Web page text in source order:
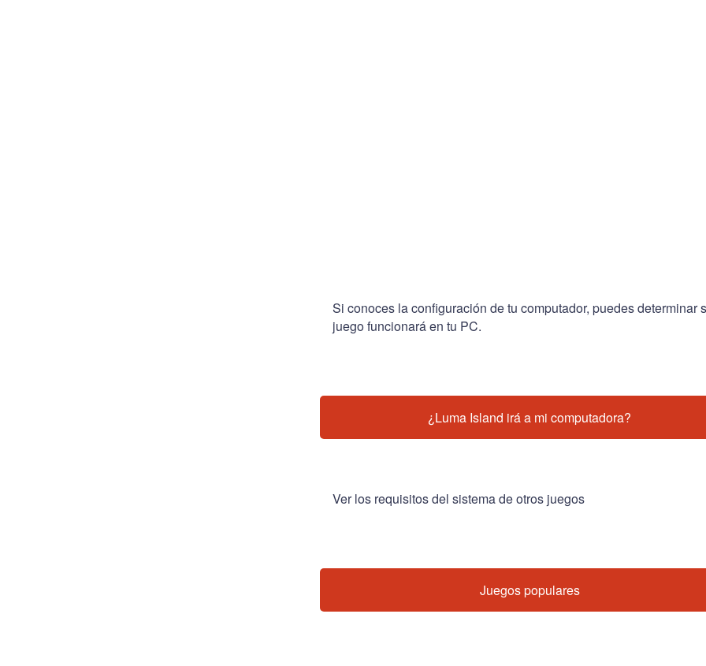
Si conoces la configuración de tu computador, puedes determinar
juego funcionará en tu PC.
¿Luma Island irá a mi computadora?
Ver los requisitos del sistema de otros juegos
Juegos populares